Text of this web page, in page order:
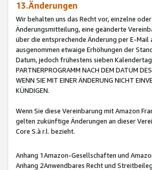
13.Änderungen
Wir behalten uns das Recht vor, einzelne
Änderungsmitteilung, eine geänderte
über die entsprechende Änderung per E-
ausgenommen etwaige Erhöhungen der
Datum, jedoch frühestens sieben
PARTNERPROGRAMM NACH DEM DATUM
WENN SIE MIT EINER ÄNDERUNG NICHT
KÜNDIGEN.
Wenn Sie diese Vereinbarung mit Amazon
gelten zukünftige Änderungen an dieser
Core S.à r.l. bezieht.
Anhang 1Amazon-Gesellschaften und
Anhang 2Anwendbares Recht und